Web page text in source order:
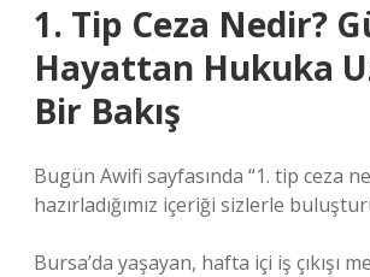
1. Tip Ceza Nedir?
Hayattan Hukuka
Bir Bakış
Bugün Awifi sayfasında “1. tip ceza
hazırladığımız içeriği sizlerle
Bursa’da yaşayan, hafta içi iş çıkışı